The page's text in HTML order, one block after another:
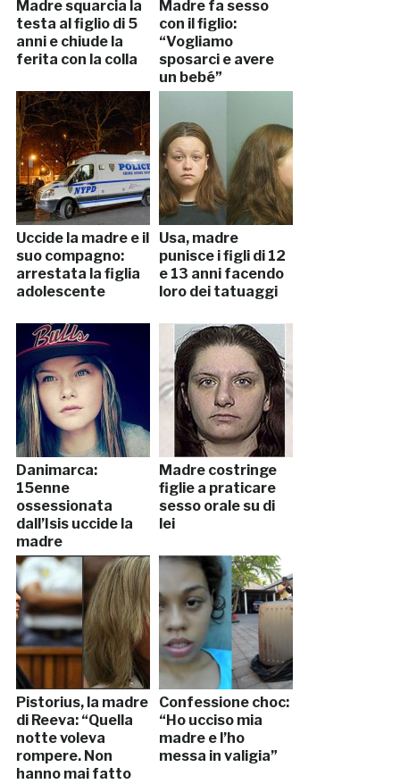
Madre squarcia la
testa al figlio di 5
anni e chiude la
ferita con la colla
Madre fa sesso
con il figlio:
“Vogliamo
sposarci e avere
un bebé”
Uccide la madre e il
suo compagno:
arrestata la figlia
adolescente
Usa, madre
punisce i figli di 12
e 13 anni facendo
loro dei tatuaggi
Danimarca:
15enne
ossessionata
dall’Isis uccide la
madre
Madre costringe
figlie a praticare
sesso orale su di
lei
Pistorius, la madre
di Reeva: “Quella
notte voleva
rompere. Non
hanno mai fatto
Confessione choc:
“Ho ucciso mia
madre e l’ho
messa in valigia”